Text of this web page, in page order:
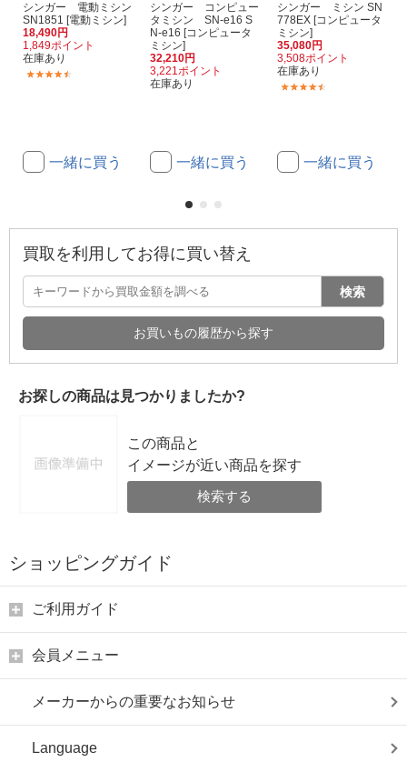
シンガー 電動ミシン
SN1851 [電動ミシン]
18,490円
1,849ポイント
在庫あり
一緒に買う
シンガー コンピュー
タミシン SN-e16 S
N-e16 [コンピュータ
ミシン]
32,210円
3,221ポイント
在庫あり
一緒に買う
シンガー ミシン SN
778EX [コンピュータ
ミシン]
35,080円
3,508ポイント
在庫あり
一緒に買う
買取を利用してお得に買い替え
検索
お買いもの履歴から探す
お探しの商品は見つかりましたか?
この商品と
イメージが近い商品を探す
検索する
ショッピングガイド
ご利用ガイド
会員メニュー
メーカーからの重要なお知らせ
Language